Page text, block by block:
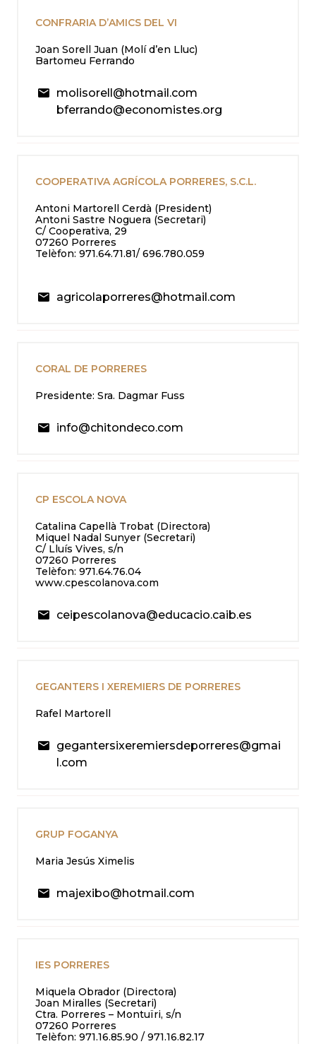
CONFRARIA D’AMICS DEL VI
Joan Sorell Juan (Molí d’en Lluc)
Bartomeu Ferrando
molisorell@hotmail.com
bferrando@economistes.org
COOPERATIVA AGRÍCOLA PORRERES, S.C.L.
Antoni Martorell Cerdà (President)
Antoni Sastre Noguera (Secretari)
C/ Cooperativa, 29
07260 Porreres
Telèfon: 971.64.71.81/ 696.780.059
agricolaporreres@hotmail.com
CORAL DE PORRERES
Presidente: Sra. Dagmar Fuss
info@chitondeco.com
CP ESCOLA NOVA
Catalina Capellà Trobat (Directora)
Miquel Nadal Sunyer (Secretari)
C/ Lluís Vives, s/n
07260 Porreres
Telèfon: 971.64.76.04
www.cpescolanova.com
ceipescolanova@educacio.caib.es
GEGANTERS I XEREMIERS DE PORRERES
Rafel Martorell
gegantersixeremiersdeporreres@gmai
l.com
GRUP FOGANYA
Maria Jesús Ximelis
majexibo@hotmail.com
IES PORRERES
Miquela Obrador (Directora)
Joan Miralles (Secretari)
Ctra. Porreres – Montuïri, s/n
07260 Porreres
Telèfon: 971.16.85.90 / 971.16.82.17